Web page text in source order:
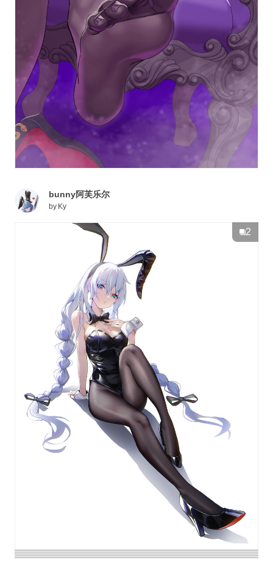
bunny阿芙乐尔
by Ky
2